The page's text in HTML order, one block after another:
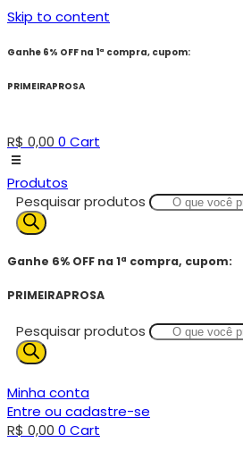
Skip to content
Ganhe 6% OFF na 1ª compra, cupom:
PRIMEIRAPROSA
R$ 0,00 0 Cart
Produtos
Pesquisar produtos
Ganhe 6% OFF na 1ª compra, cupom:
PRIMEIRAPROSA
Pesquisar produtos
Minha conta
Entre ou cadastre-se
R$ 0,00 0 Cart